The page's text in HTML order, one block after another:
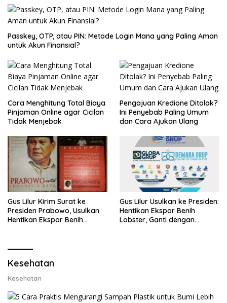
Passkey, OTP, atau PIN: Metode Login Mana yang Paling Aman
untuk Akun Finansial?
Cara Menghitung Total Biaya
Pinjaman Online agar Cicilan
Tidak Menjebak
Pengajuan Kredione Ditolak?
Ini Penyebab Paling Umum
dan Cara Ajukan Ulang
Gus Lilur Kirim Surat ke
Presiden Prabowo, Usulkan
Hentikan Ekspor Benih
Gus Lilur Usulkan ke Presiden:
Hentikan Ekspor Benih
Lobster, Ganti dengan
Kesehatan
Kesehatan